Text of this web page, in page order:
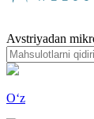
Avstriyadan
Oʻz